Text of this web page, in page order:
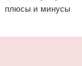
плюсы и минусы